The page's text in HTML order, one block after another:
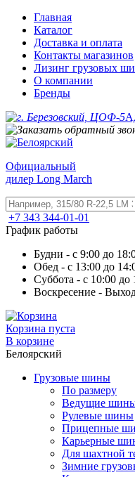
Главная
Каталог
Доставка и оплата
Контакты магазинов
Лизинг грузовых
О компании
Бренды
Официальный
дилер Long March
+7 343 344-01-01
График работы
Будни - с 9:00 до
Обед - с 13:00 до
Суббота - с 10:00 до
Воскресение -
Корзина пуста
В корзине
Белоярский
Грузовые шины
По размеру
Ведущие
Рулевые шины
Прицепные
Карьерные
Для шахтной
Зимние